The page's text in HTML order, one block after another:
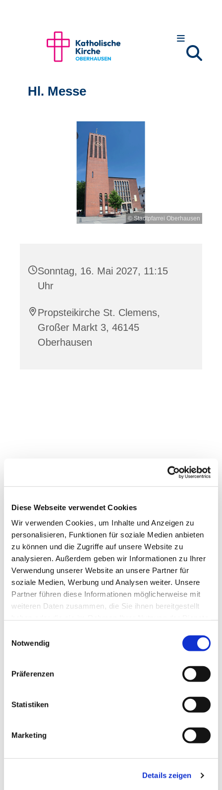
Diese Webseite verwendet Cookies
Wir verwenden Cookies, um Inhalte und Anzeigen zu
personalisieren, Funktionen für soziale Medien anbieten
zu können und die Zugriffe auf unsere Website zu
analysieren. Außerdem geben wir Informationen zu Ihrer
Verwendung unserer Website an unsere Partner für
soziale Medien, Werbung und Analysen weiter. Unsere
Partner führen diese Informationen möglicherweise mit
weiteren Daten zusammen, die Sie ihnen bereitgestellt
Notwendig
Präferenzen
Statistiken
Marketing
Details zeigen
Hl. Messe
© Stadtpfarrei Oberhausen
Sonntag, 16. Mai 2027, 11:15
Uhr
Propsteikirche St. Clemens,
Großer Markt 3, 46145
Oberhausen
Dies könnte Sie auch
interessieren